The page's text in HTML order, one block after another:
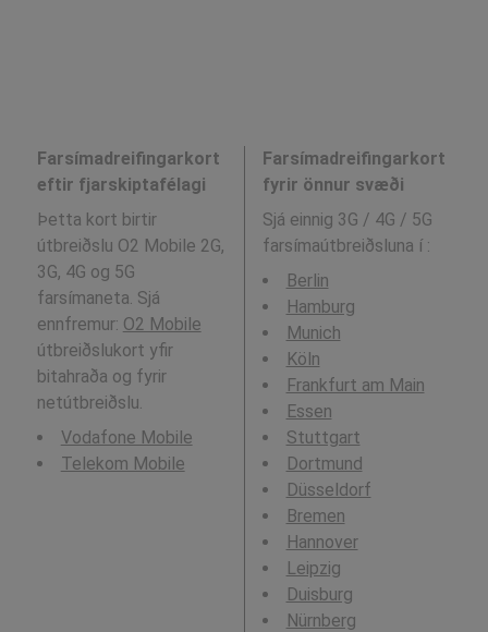
Farsímadreifingarkort
eftir fjarskiptafélagi
Þetta kort birtir
útbreiðslu O2 Mobile 2G,
3G, 4G og 5G
farsímaneta. Sjá
ennfremur: O2 Mobile
útbreiðslukort yfir
bitahraða og fyrir
netútbreiðslu.
Vodafone Mobile
Telekom Mobile
Farsímadreifingarkort
fyrir önnur svæði
Sjá einnig 3G / 4G / 5G
farsímaútbreiðsluna í :
Berlin
Hamburg
Munich
Köln
Frankfurt am Main
Essen
Stuttgart
Dortmund
Düsseldorf
Bremen
Hannover
Leipzig
Duisburg
Nürnberg